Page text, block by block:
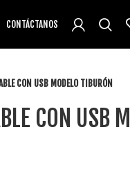
CONTÁCTANOS
CON USB MODELO TIBURÓN
CON USB